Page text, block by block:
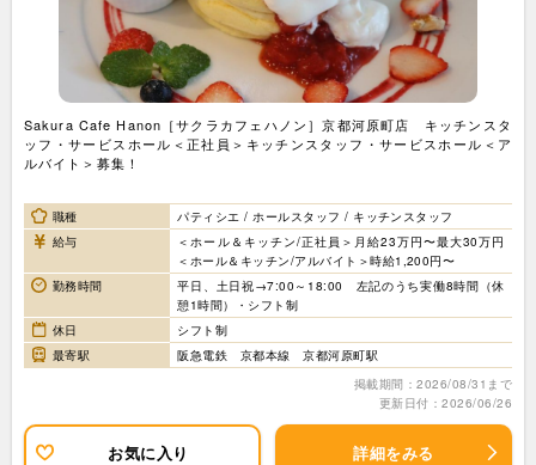
Sakura Cafe Hanon［サクラカフェハノン］京都河原町店 キッチンスタ
ッフ・サービスホール＜正社員＞キッチンスタッフ・サービスホール＜ア
ルバイト＞募集！
職種
パティシエ / ホールスタッフ / キッチンスタッフ
給与
＜ホール＆キッチン/正社員＞月給23万円〜最大30万円
＜ホール＆キッチン/アルバイト＞時給1,200円〜
勤務時間
平日、土日祝→7:00～18:00 左記のうち実働8時間（休
憩1時間）・シフト制
休日
シフト制
最寄駅
阪急電鉄 京都本線 京都河原町駅
掲載期間：2026/08/31まで
更新日付：2026/06/26
お気に入り 詳細をみる